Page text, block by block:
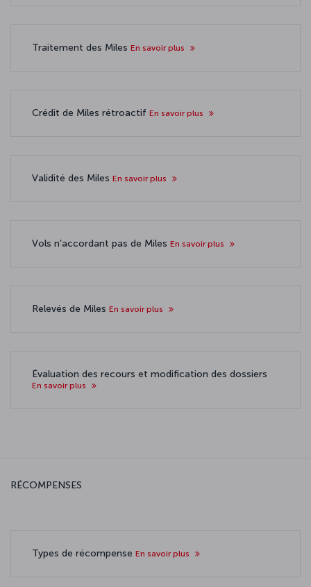
Traitement des Miles En savoir plus
Crédit de Miles rétroactif En savoir plus
Validité des Miles En savoir plus
Vols n’accordant pas de Miles En savoir plus
Relevés de Miles En savoir plus
Évaluation des recours et modification des dossiers
En savoir plus
RÉCOMPENSES
Types de récompense En savoir plus